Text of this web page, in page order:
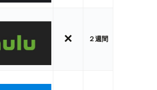
× ２週間